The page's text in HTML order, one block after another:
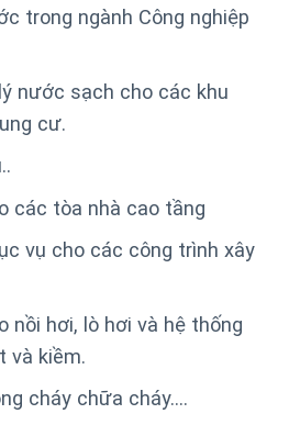
trong ngành Công nghiệp
nước sạch cho các khu
cư.
các tòa nhà cao tầng
vụ cho các công trình xây
nồi hơi, lò hơi và hệ thống
và kiềm.
cháy chữa cháy….